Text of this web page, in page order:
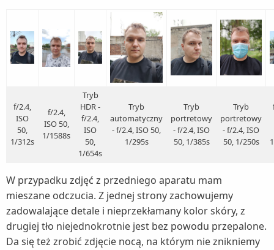
f/2.4,
ISO
50,
1/312s
f/2.4,
ISO 50,
1/1588s
Tryb
HDR -
f/2.4,
ISO
50,
1/654s
Tryb
automatyczny
- f/2.4, ISO 50,
1/295s
Tryb
portretowy
- f/2.4, ISO
50, 1/385s
Tryb
portretowy
- f/2.4, ISO
50, 1/250s
W przypadku zdjęć z przedniego aparatu mam
mieszane odczucia. Z jednej strony zachowujemy
zadowalające detale i nieprzekłamany kolor skóry, z
drugiej tło niejednokrotnie jest bez powodu przepalone.
Da się też zrobić zdjęcie nocą, na którym nie znikniemy